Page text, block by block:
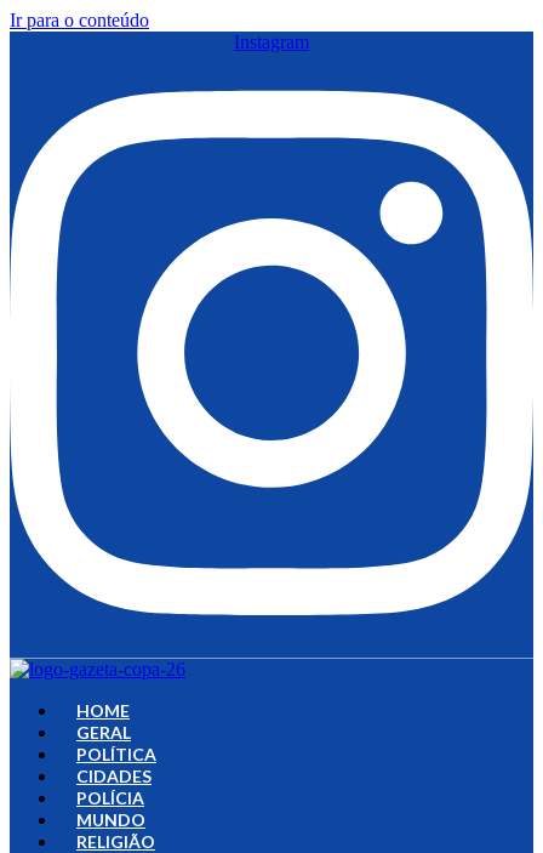
Ir para o conteúdo
Instagram
HOME
GERAL
POLÍTICA
CIDADES
POLÍCIA
MUNDO
RELIGIÃO